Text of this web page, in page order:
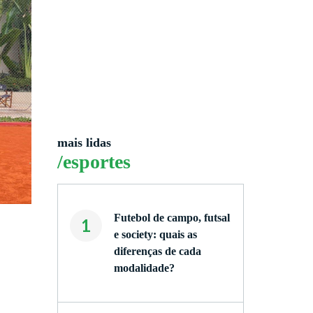
mais lidas
/esportes
1
Futebol de campo, futsal
e society: quais as
diferenças de cada
modalidade?